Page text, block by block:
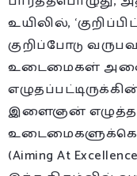
உயிலில்,
குறிப்போடு
உடைமைகள்
இளைஞன்
(Aiming At